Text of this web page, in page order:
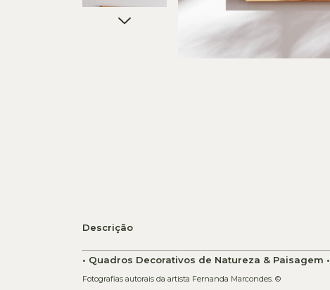
Descrição
• Quadros Decorativos de Natureza & Paisagem •
Fotografias autorais da artista Fernanda Marcondes. ©